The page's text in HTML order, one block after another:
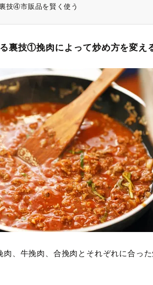
技④市販品を賢く使う
裏技①挽肉によって炒め方を変え
肉、牛挽肉、合挽肉とそれぞれに合っ